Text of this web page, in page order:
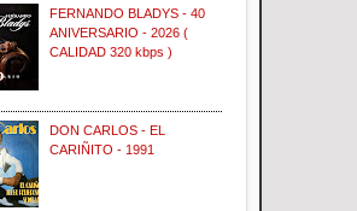
FERNANDO BLADYS - 40
ANIVERSARIO - 2026 (
CALIDAD 320 kbps )
DON CARLOS - EL
CARIÑITO - 1991